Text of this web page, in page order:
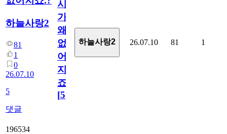
하늘사랑2
81
1
0
26.07.10
5
댓글
시
가
왜
없
어
지
죠.?
[5]
하늘사랑2 26.07.10 81 1
196534